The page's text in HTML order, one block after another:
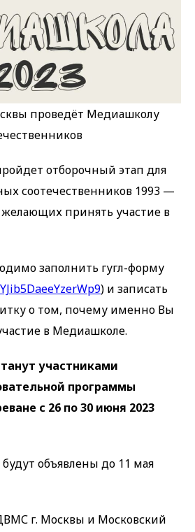
проведёт Медиашколу
отборочный этап для
соотечественников 1993 —
желающих принять участие в
заполнить гугл-форму
) и записать
о том, почему именно Вы
в Медиашколе.
участниками
программы
с 26 по 30 июня 2023
будут объявлены до 11 мая
г. Москвы и Московский